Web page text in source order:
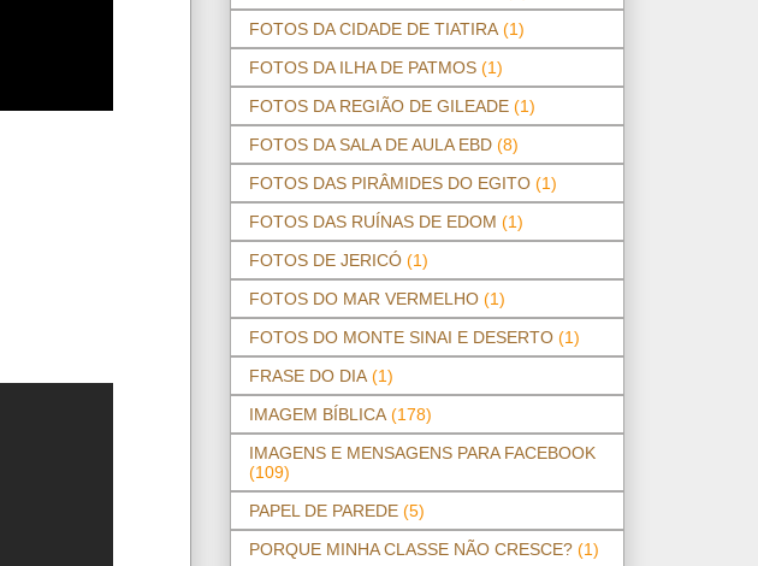
FOTOS DA CIDADE DE TIATIRA (1)
FOTOS DA ILHA DE PATMOS (1)
FOTOS DA REGIÃO DE GILEADE (1)
FOTOS DA SALA DE AULA EBD (8)
FOTOS DAS PIRÂMIDES DO EGITO (1)
FOTOS DAS RUÍNAS DE EDOM (1)
FOTOS DE JERICÓ (1)
FOTOS DO MAR VERMELHO (1)
FOTOS DO MONTE SINAI E DESERTO (1)
FRASE DO DIA (1)
IMAGEM BÍBLICA (178)
IMAGENS E MENSAGENS PARA FACEBOOK
(109)
PAPEL DE PAREDE (5)
PORQUE MINHA CLASSE NÃO CRESCE? (1)